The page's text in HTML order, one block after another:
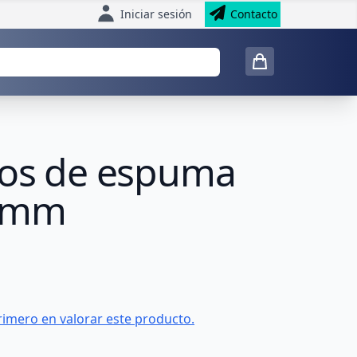
Iniciar sesión Contacto
de espuma
en valorar este producto.